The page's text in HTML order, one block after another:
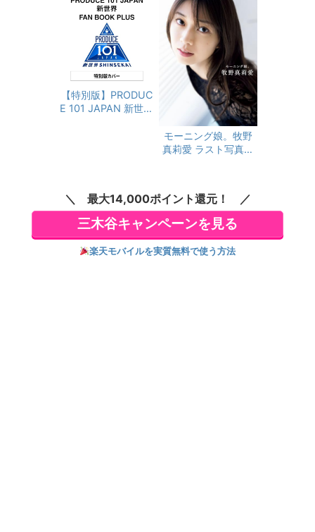
【特別版】PRODUC
E 101 JAPAN 新世界
モーニング娘。牧野
真莉愛 ラスト写真集
最大14,000ポイント還元！
三木谷キャンペーンを見る
楽天モバイルを実質無料で使う方法